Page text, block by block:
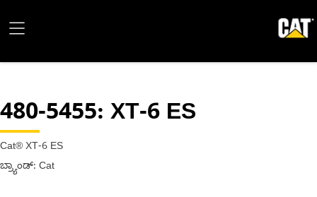
480-5455: XT-6 ES
Cat® XT-6 ES
ಬ್ರ್ಯಾಂಡ್: Cat